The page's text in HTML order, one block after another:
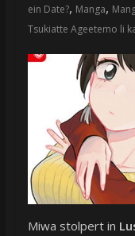
ein Date?, Manga,
Tsukiatte Ageetemo li
Miwa stolpert in